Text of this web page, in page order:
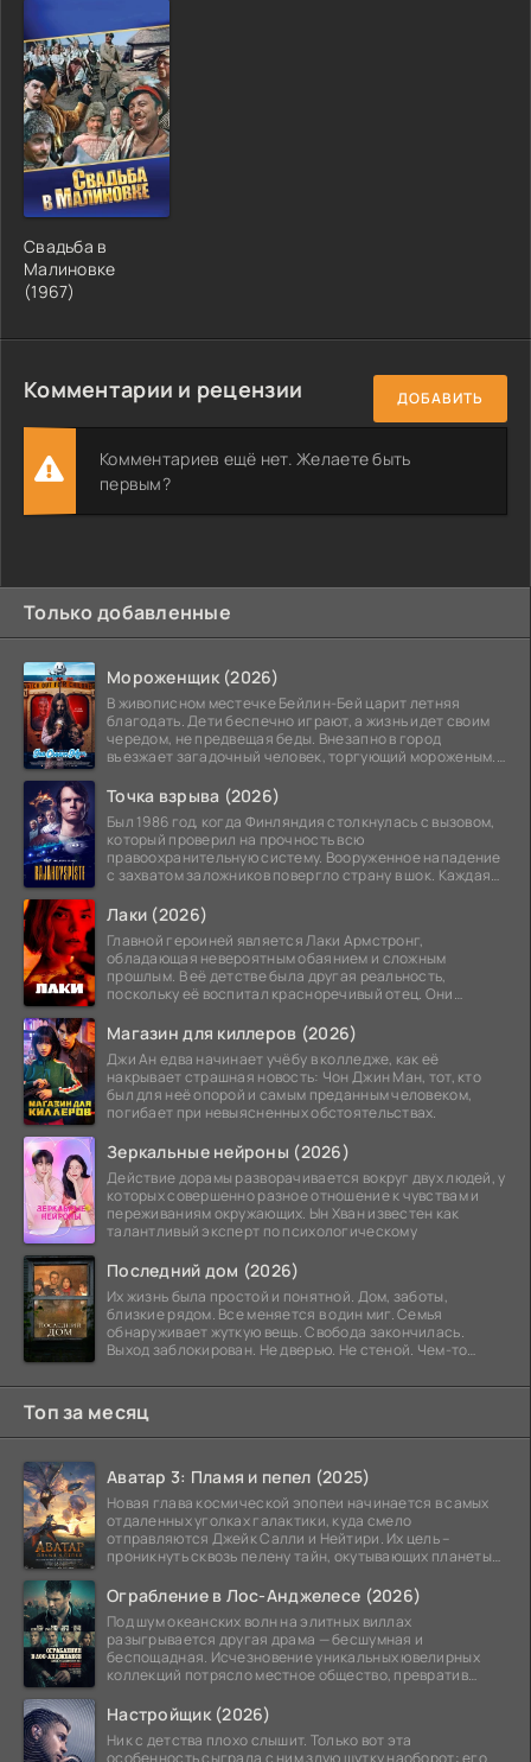
Свадьба в
Малиновке
(1967)
Комментарии и рецензии ДОБАВИТЬ
Комментариев ещё нет. Желаете быть
первым?
Только добавленные
Мороженщик (2026)
В живописном местечке Бейлин-Бей царит летняя
благодать. Дети беспечно играют, а жизнь идет своим
чередом, не предвещая беды. Внезапно в город
въезжает загадочный человек, торгующий мороженым.
Точка взрыва (2026)
Был 1986 год, когда Финляндия столкнулась с вызовом,
который проверил на прочность всю
правоохранительную систему. Вооруженное нападение
с захватом заложников повергло страну в шок. Каждая
Лаки (2026)
Главной героиней является Лаки Армстронг,
обладающая невероятным обаянием и сложным
прошлым. В её детстве была другая реальность,
поскольку её воспитал красноречивый отец. Они
Магазин для киллеров (2026)
Джи Ан едва начинает учёбу в колледже, как её
накрывает страшная новость: Чон Джин Ман, тот, кто
был для неё опорой и самым преданным человеком,
погибает при невыясненных обстоятельствах.
Зеркальные нейроны (2026)
Действие дорамы разворачивается вокруг двух людей, у
которых совершенно разное отношение к чувствам и
переживаниям окружающих. Ын Хван известен как
талантливый эксперт по психологическому
Последний дом (2026)
Их жизнь была простой и понятной. Дом, заботы,
близкие рядом. Все меняется в один миг. Семья
обнаруживает жуткую вещь. Свобода закончилась.
Выход заблокирован. Не дверью. Не стеной. Чем-то
Топ за месяц
Аватар 3: Пламя и пепел (2025)
Новая глава космической эпопеи начинается в самых
отдаленных уголках галактики, куда смело
отправляются Джейк Салли и Нейтири. Их цель –
проникнуть сквозь пелену тайн, окутывающих планеты
Ограбление в Лос-Анджелесе (2026)
Под шум океанских волн на элитных виллах
разыгрывается другая драма — бесшумная и
беспощадная. Исчезновение уникальных ювелирных
коллекций потрясло местное общество, превратив
Настройщик (2026)
Ник с детства плохо слышит. Только вот эта
особенность сыграла с ним злую шутку наоборот: его